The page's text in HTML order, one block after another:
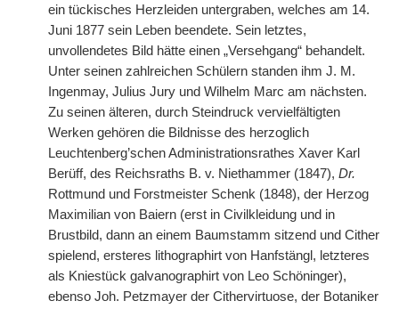
ein tückisches Herzleiden untergraben, welches am 14.
Juni 1877 sein Leben beendete. Sein letztes,
unvollendetes Bild hätte einen „Versehgang“ behandelt.
Unter seinen zahlreichen Schülern standen ihm J. M.
Ingenmay, Julius Jury und Wilhelm Marc am nächsten.
Zu seinen älteren, durch Steindruck vervielfältigten
Werken gehören die Bildnisse des herzoglich
Leuchtenberg’schen Administrationsrathes Xaver Karl
Berüff, des Reichsraths B. v. Niethammer (1847), Dr.
Rottmund und Forstmeister Schenk (1848), der Herzog
Maximilian von Baiern (erst in Civilkleidung und in
Brustbild, dann an einem Baumstamm sitzend und Cither
spielend, ersteres lithographirt von Hanfstängl, letzteres
als Kniestück galvanographirt von Leo Schöninger),
ebenso Joh. Petzmayer der Cithervirtuose, der Botaniker